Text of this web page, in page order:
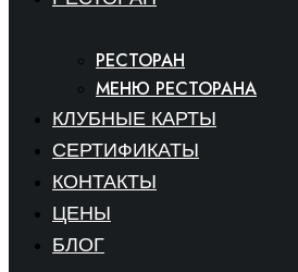
РЕСТОРАН
МЕНЮ РЕСТОРАНА
КЛУБНЫЕ КАРТЫ
СЕРТИФИКАТЫ
КОНТАКТЫ
ЦЕНЫ
БЛОГ